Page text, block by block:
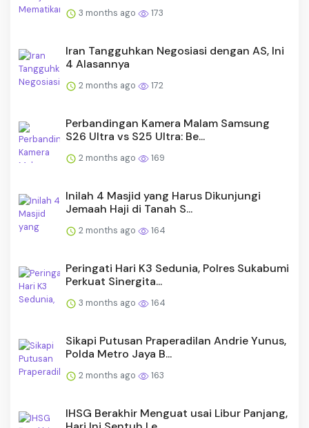
3 months ago 173
Iran Tangguhkan Negosiasi dengan AS, Ini
4 Alasannya
2 months ago 172
Perbandingan Kamera Malam Samsung
S26 Ultra vs S25 Ultra: Be...
2 months ago 169
Inilah 4 Masjid yang Harus Dikunjungi
Jemaah Haji di Tanah S...
2 months ago 164
Peringati Hari K3 Sedunia, Polres Sukabumi
Perkuat Sinergita...
3 months ago 164
Sikapi Putusan Praperadilan Andrie Yunus,
Polda Metro Jaya B...
2 months ago 163
IHSG Berakhir Menguat usai Libur Panjang,